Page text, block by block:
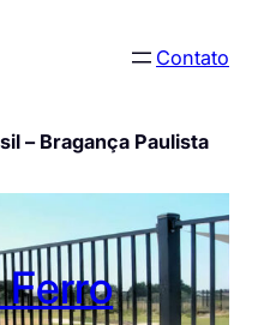
Contato
– Bragança Paulista